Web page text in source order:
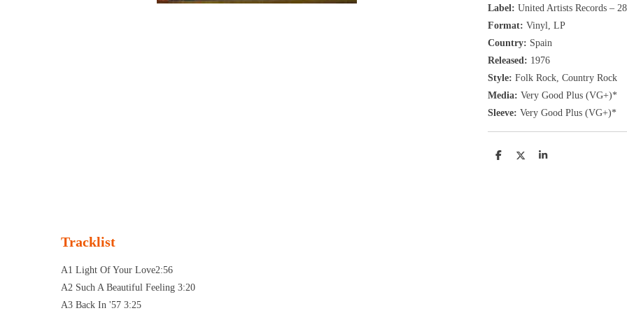
Label: United Artists Records ‎–
Format: Vinyl, LP
Country: Spain
Released: 1976
Style: Folk Rock, Country Rock
Media: Very Good Plus (VG+)*
Sleeve: Very Good Plus (VG+)*
D
D
S
Tracklist
A1 Light Of Your Love2:56
A2 Such A Beautiful Feeling 3:20
A3 Back In '57 3:25